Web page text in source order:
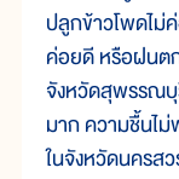
ปลูกข้าวโพดไม่
ค่อยดี หรือฝนต
จังหวัดสุพรรณ
มาก ความชื้นไม่
ในจังหวัดนครส